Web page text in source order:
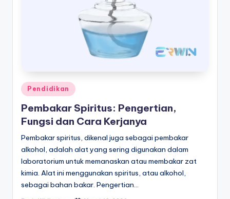
Posted
in
Pendidikan
Pembakar Spiritus: Pengertian,
Fungsi dan Cara Kerjanya
Pembakar spiritus, dikenal juga sebagai pembakar
alkohol, adalah alat yang sering digunakan dalam
laboratorium untuk memanaskan atau membakar zat
kimia. Alat ini menggunakan spiritus, atau alkohol,
sebagai bahan bakar. Pengertian…